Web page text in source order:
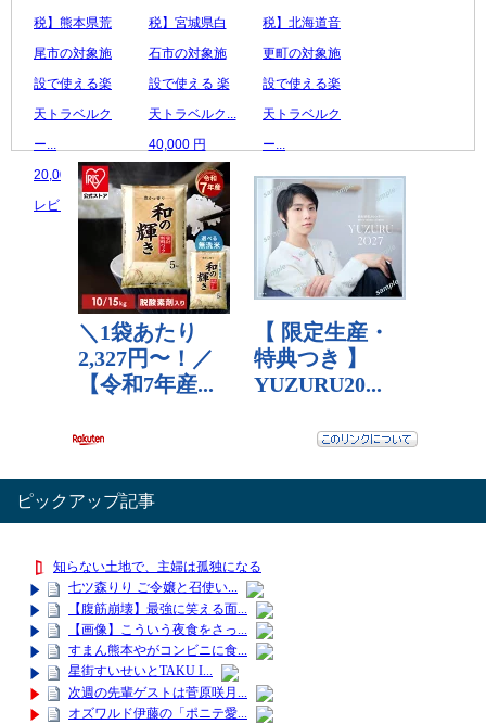
税】熊本県荒
尾市の対象施
設で使える楽
天トラベルク
ー...
20,000 円
レビュー数：0
税】宮城県白
石市の対象施
設で使える 楽
天トラベルク...
40,000 円
レビュー数：0
税】北海道音
更町の対象施
設で使える楽
天トラベルク
ー...
10,000 円
レビュー数：0
ピックアップ記事